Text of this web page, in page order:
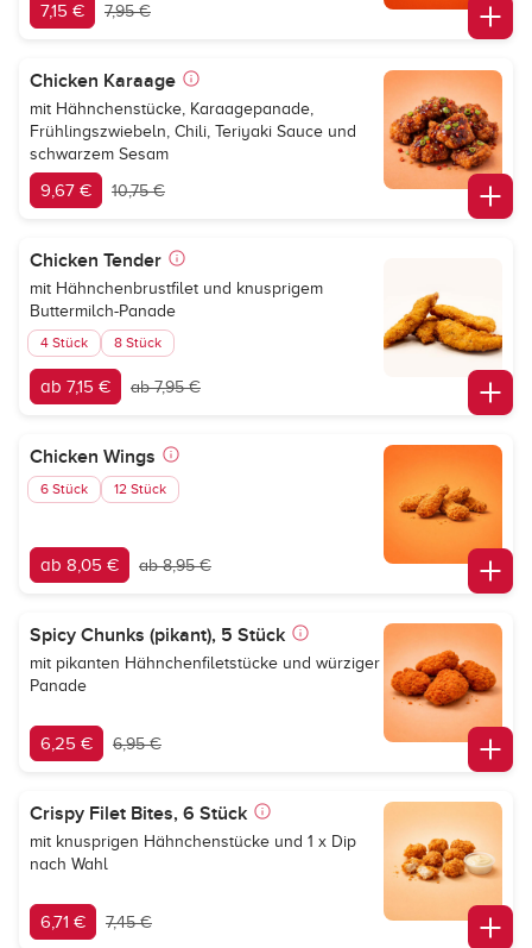
7,15 € 7,95 €
Chicken Karaage
mit Hähnchenstücke, Karaagepanade,
Frühlingszwiebeln, Chili, Teriyaki Sauce und
schwarzem Sesam
9,67 € 10,75 €
Chicken Tender
mit Hähnchenbrustfilet und knusprigem
Buttermilch-Panade
4 Stück 8 Stück
ab 7,15 € ab 7,95 €
Chicken Wings
6 Stück 12 Stück
ab 8,05 € ab 8,95 €
Spicy Chunks (pikant), 5 Stück
mit pikanten Hähnchenfiletstücke und würziger
Panade
6,25 € 6,95 €
Crispy Filet Bites, 6 Stück
mit knusprigen Hähnchenstücke und 1 x Dip
nach Wahl
6,71 € 7,45 €